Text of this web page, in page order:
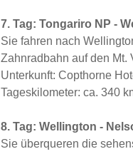
7. Tag: Tongariro NP -
Sie fahren nach
Zahnradbahn auf den Mt.
Unterkunft: Copthorne
Tageskilometer: ca. 340
8. Tag: Wellington -
Sie überqueren die